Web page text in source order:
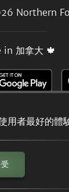
者最好的體驗
Northern
in 加拿大 🍁